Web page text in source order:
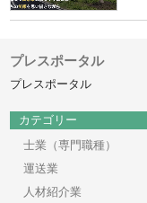
プレスポータル
プレスポータル
カテゴリー
士業（専門職種）
運送業
人材紹介業